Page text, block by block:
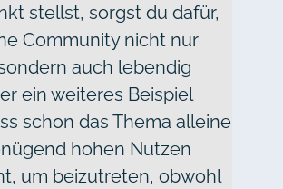
stellst, sorgst du dafür,
Community nicht nur
auch lebendig
ein weiteres Beispiel
schon das Thema alleine
hohen Nutzen
um beizutreten, obwohl